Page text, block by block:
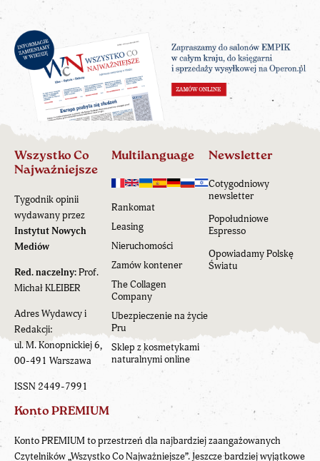
Wszystko Co
Najważniejsze
Tygodnik opinii
wydawany przez
Instytut Nowych
Mediów
Red. naczelny:Prof.
Michał KLEIBER
Adres Wydawcy i
Redakcji:
ul. M. Konopnickiej 6,
00-491 Warszawa
ISSN 2449-7991
Multilanguage
Rankomat
Leasing
Nieruchomości
Zamów kontener
The Collagen
Company
Ubezpieczenie na życie
Pru
Sklep z kosmetykami
naturalnymi online
Newsletter
Cotygodniowy
newsletter
Popołudniowe
Espresso
Opowiadamy Polskę
Światu
Konto PREMIUM
Konto PREMIUM to przestrzeń dla najbardziej zaangażowanych
Czytelników „Wszystko Co Najważniejsze”. Jeszcze bardziej wyjątkowe